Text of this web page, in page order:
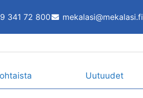
341 72 800 mekalasi@mekalasi.fi
Uutuudet